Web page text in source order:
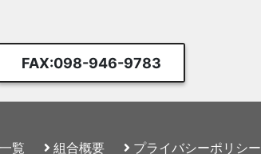
FAX:098-946-9783
覧 組合概要 プライバシーポリシー